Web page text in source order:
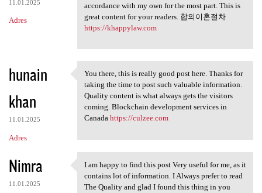
11.01.2025
Adres
accordance with my own for the most part. This is
great content for your readers. 합의이혼절차
https://khappylaw.com
hunain
khan
11.01.2025
Adres
You there, this is really
You there, this is really good post here. Thanks for
taking the time to post such valuable information.
Quality content is what always gets the visitors
coming. Blockchain development services in
Canada https://culzee.com
Nimra
11.01.2025
I am happy to find this post
I am happy to find this post Very useful for me, as it
contains lot of information. I Always prefer to read
The Quality and glad I found this thing in you